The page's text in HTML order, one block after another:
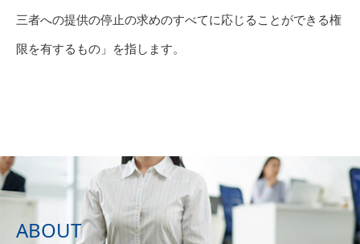
三者への提供の停止の求めのすべてに応じることができる権
限を有するもの」を指します。
ABOUT